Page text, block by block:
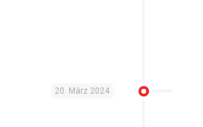
20. März 2024